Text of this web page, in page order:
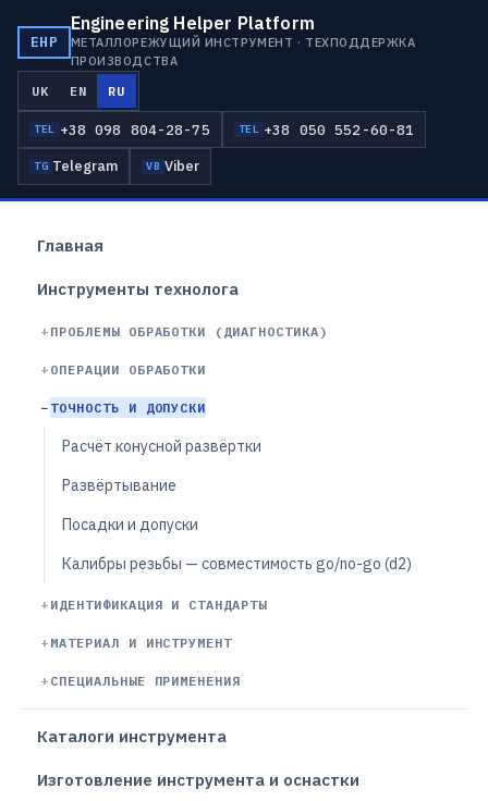
EHP
Engineering Helper Platform
МЕТАЛЛОРЕЖУЩИЙ ИНСТРУМЕНТ · ТЕХПОДДЕРЖКА
ПРОИЗВОДСТВА
UK EN RU
TEL +38 098 804-28-75 TEL +38 050 552-60-81
TG Telegram VB Viber
Главная
Инструменты технолога
ПРОБЛЕМЫ ОБРАБОТКИ (ДИАГНОСТИКА)
ОПЕРАЦИИ ОБРАБОТКИ
ТОЧНОСТЬ И ДОПУСКИ
Расчёт конусной развёртки
Развёртывание
Посадки и допуски
Калибры резьбы — совместимость go/no-go (d2)
ИДЕНТИФИКАЦИЯ И СТАНДАРТЫ
МАТЕРИАЛ И ИНСТРУМЕНТ
СПЕЦИАЛЬНЫЕ ПРИМЕНЕНИЯ
Каталоги инструмента
Изготовление инструмента и оснастки